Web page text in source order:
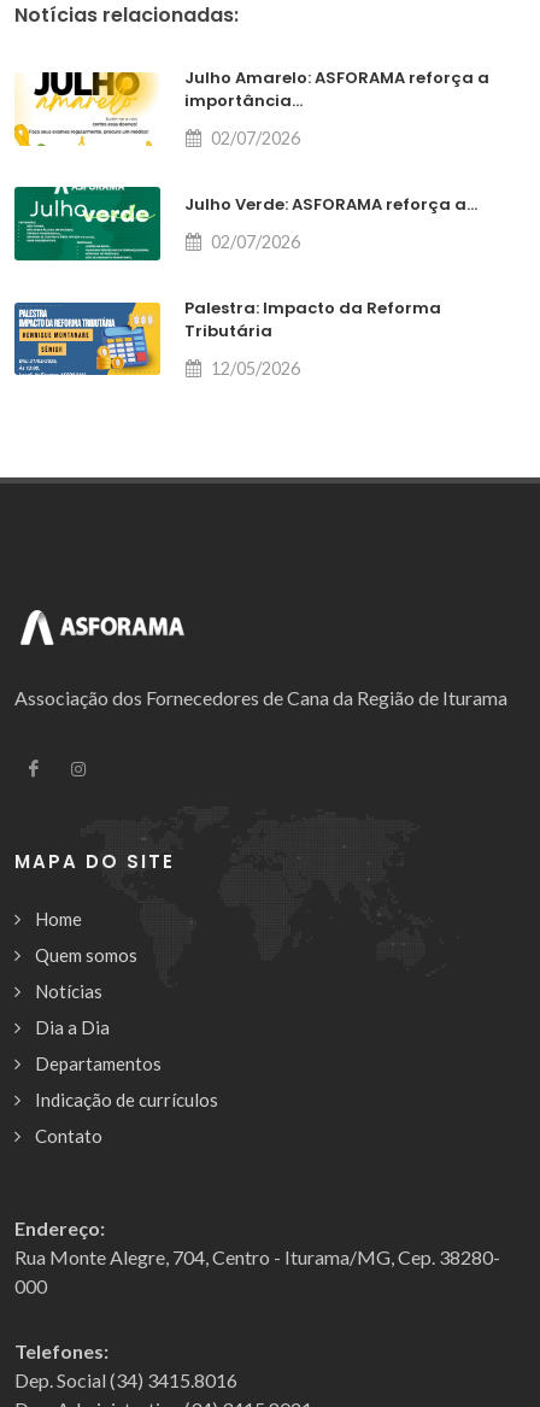
Notícias relacionadas:
Julho Amarelo: ASFORAMA reforça a
importância...
02/07/2026
Julho Verde: ASFORAMA reforça a...
02/07/2026
Palestra: Impacto da Reforma
Tributária
12/05/2026
Associação dos Fornecedores de Cana da Região de Iturama
MAPA DO SITE
Home
Quem somos
Notícias
Dia a Dia
Departamentos
Indicação de currículos
Contato
Endereço:
Rua Monte Alegre, 704, Centro - Iturama/MG, Cep. 38280-
000
Telefones:
Dep. Social (34) 3415.8016